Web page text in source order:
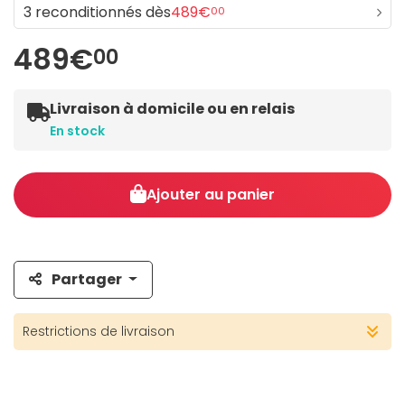
3 reconditionnés dès489€00
489€00
Livraison à domicile ou en relais
En stock
Ajouter au panier
Partager
Restrictions de livraison